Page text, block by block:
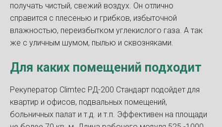
получать чистый, свежий воздух. Он отлично
справится с плесенью и грибков, избыточной
влажностью, переизбытком углекислого газа. А так
же с уличным шумом, пылью и сквозняками.
Для каких помещений подходит
Рекуператор Climtec РД-200 Стандарт подойдет для
квартир и офисов, подвальных помещений,
больничных палат и т.д. и т.п. Эффективен на площади